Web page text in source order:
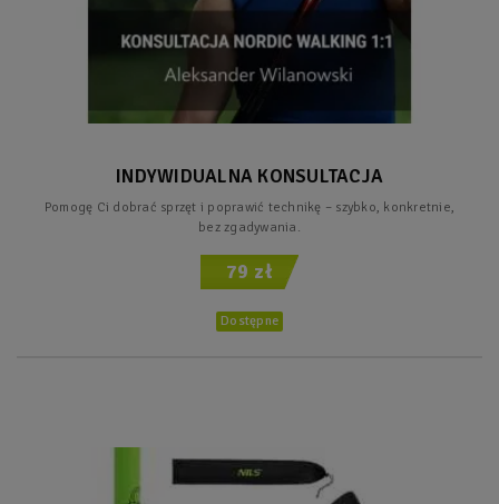
INDYWIDUALNA KONSULTACJA
Pomogę Ci dobrać sprzęt i poprawić technikę – szybko, konkretnie,
bez zgadywania.
79 zł
Dostępne